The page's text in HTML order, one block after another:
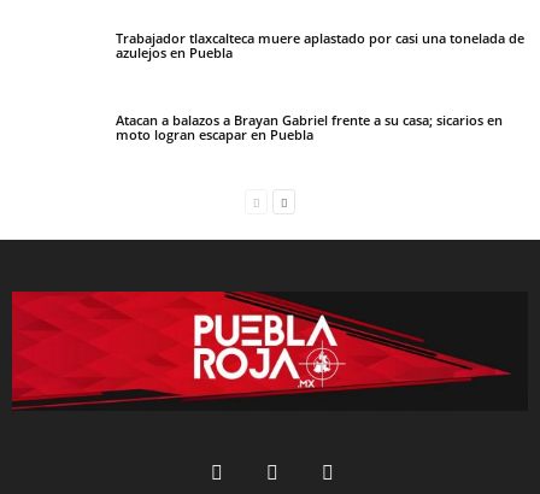
Trabajador tlaxcalteca muere aplastado por casi una tonelada de
azulejos en Puebla
Atacan a balazos a Brayan Gabriel frente a su casa; sicarios en
moto logran escapar en Puebla